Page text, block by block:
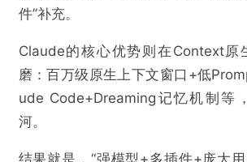
件”补充。
Claude的核心优势则在Context原
磨：百万级原生上下文窗口+低
ude Code+Dreaming记忆机制等
河。